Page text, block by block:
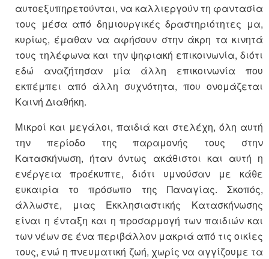
αυτοεξυπηρετούνται, να καλλιεργούν τη φαντασία
τους μέσα από δημιουργικές δραστηριότητες μα,
κυρίως, έμαθαν να αφήσουν στην άκρη τα κινητά
τους τηλέφωνα και την ψηφιακή επικοινωνία, διότι
εδώ αναζήτησαν μία άλλη επικοινωνία που
εκπέμπει από άλλη συχνότητα, που ονομάζεται
Καινή Διαθήκη.
Μικροί και μεγάλοι, παιδιά και στελέχη, όλη αυτή
την περίοδο της παραμονής τους στην
Κατασκήνωση, ήταν όντως ακάθιστοι και αυτή η
ενέργεια προέκυπτε, διότι υμνούσαν με κάθε
ευκαιρία το πρόσωπο της Παναγίας. Σκοπός,
άλλωστε, μιας Εκκλησιαστικής Κατασκήνωσης
είναι η ένταξη και η προσαρμογή των παιδιών και
των νέων σε ένα περιβάλλον μακριά από τις οικίες
τους, ενώ η πνευματική ζωή, χωρίς να αγγίζουμε τα